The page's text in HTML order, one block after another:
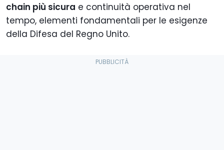
chain più sicura e continuità operativa nel
tempo, elementi fondamentali per le esigenze
della Difesa del Regno Unito.